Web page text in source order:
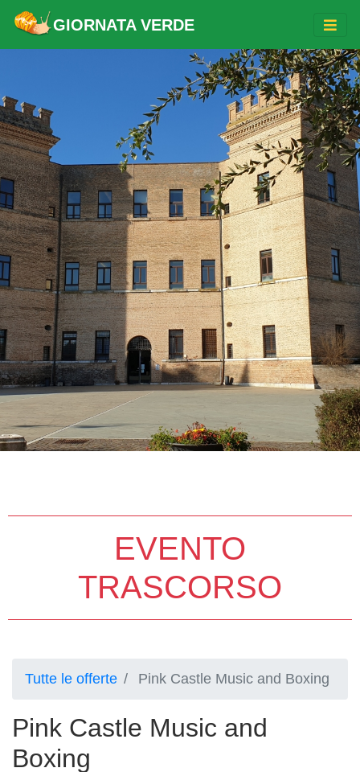
GIORNATA VERDE
EVENTO
TRASCORSO
Tutte le offerte Pink Castle Music and Boxing
Pink Castle Music and
Boxing